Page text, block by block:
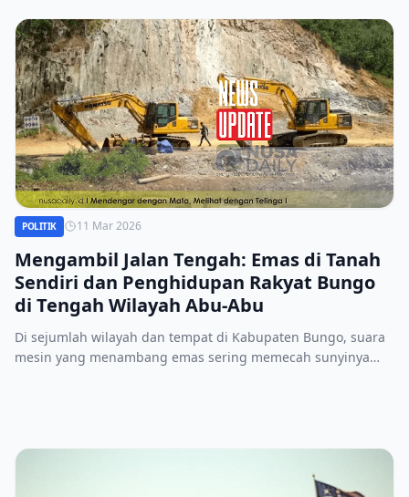
POLITIK 11 Mar 2026
Mengambil Jalan Tengah: Emas di Tanah
Sendiri dan Penghidupan Rakyat Bungo
di Tengah Wilayah Abu-Abu
Di sejumlah wilayah dan tempat di Kabupaten Bungo, suara
mesin yang menambang emas sering memecah sunyinya